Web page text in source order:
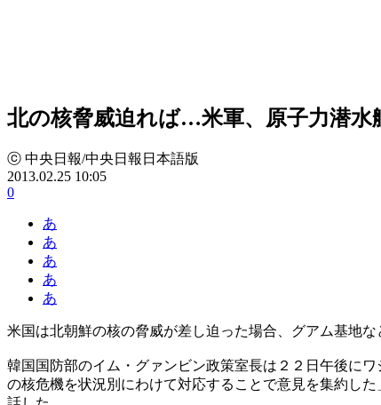
北の核脅威迫れば…米軍、原子力潜水
ⓒ 中央日報/中央日報日本語版
2013.02.25 10:05
0
あ
あ
あ
あ
あ
米国は北朝鮮の核の脅威が差し迫った場合、グアム基地
韓国国防部のイム・グァンビン政策室長は２２日午後に
の核危機を状況別にわけて対応することで意見を集約し